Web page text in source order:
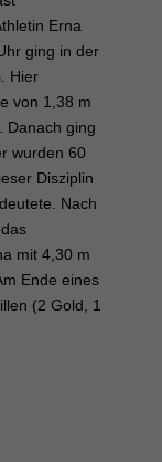
Erna
ging in der
Hier
von 1,38 m
Danach ging
wurden 60
Disziplin
Nach
mit 4,30 m
Ende eines
(2 Gold, 1